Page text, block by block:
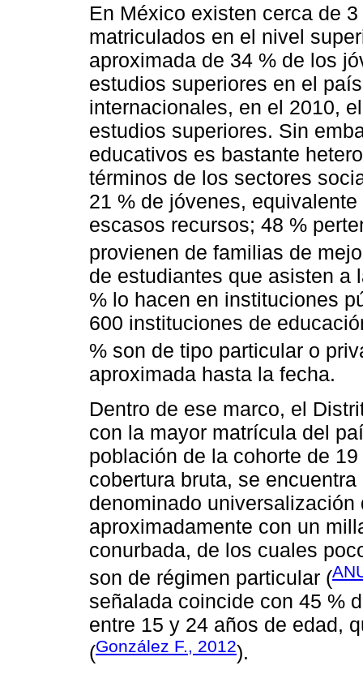
En México existen cerca de
matriculados en el nivel
aproximada de 34 % de los
estudios superiores en el
internacionales, en el 2010,
estudios superiores. Sin
educativos es bastante
términos de los sectores
21 % de jóvenes,
escasos recursos; 48 %
provienen de familias de
de estudiantes que asisten a
% lo hacen en instituciones
600 instituciones de
% son de tipo particular o
aproximada hasta la fecha.
Dentro de ese marco, el
con la mayor matrícula del
población de la cohorte de
cobertura bruta, se
denominado
aproximadamente con un
conurbada, de los cuales
son de régimen particular (
señalada coincide con 45 %
entre 15 y 24 años de edad,
(González F., 2012).